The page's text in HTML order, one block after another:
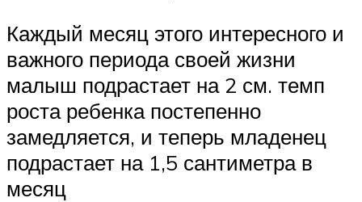
Каждый месяц этого интересного и
важного периода своей жизни
малыш подрастает на 2 см. темп
роста ребенка постепенно
замедляется, и теперь младенец
подрастает на 1,5 сантиметра в
месяц